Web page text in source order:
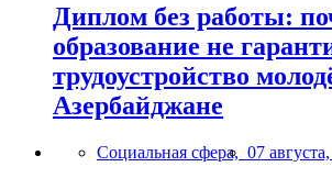
Диплом без работы:
образование не
трудоустройство
Азербайджане
Социальная сфера, 07